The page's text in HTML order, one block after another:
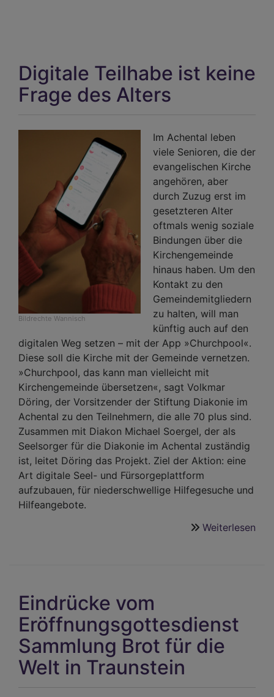
Digitale Teilhabe ist keine
Frage des Alters
Bildrechte Wannisch
Im Achental leben
viele Senioren, die der
evangelischen Kirche
angehören, aber
durch Zuzug erst im
gesetzteren Alter
oftmals wenig soziale
Bindungen über die
Kirchengemeinde
hinaus haben. Um den
Kontakt zu den
Gemeindemitgliedern
zu halten, will man
künftig auch auf den
digitalen Weg setzen – mit der App »Churchpool«.
Diese soll die Kirche mit der Gemeinde vernetzen.
»Churchpool, das kann man vielleicht mit
Kirchengemeinde übersetzen«, sagt Volkmar
Döring, der Vorsitzender der Stiftung Diakonie im
Achental zu den Teilnehmern, die alle 70 plus sind.
Zusammen mit Diakon Michael Soergel, der als
Seelsorger für die Diakonie im Achental zuständig
ist, leitet Döring das Projekt. Ziel der Aktion: eine
Art digitale Seel- und Fürsorgeplattform
aufzubauen, für niederschwellige Hilfegesuche und
Hilfeangebote.
Weiterlesen
Eindrücke vom
Eröffnungsgottesdienst
Sammlung Brot für die
Welt in Traunstein